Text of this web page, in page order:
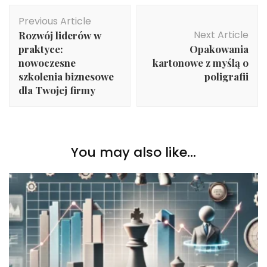
Navigation
Previous Article
Rozwój liderów w
praktyce:
nowoczesne
szkolenia biznesowe
dla Twojej firmy
Next Article
Opakowania
kartonowe z myślą o
poligrafii
You may also like...